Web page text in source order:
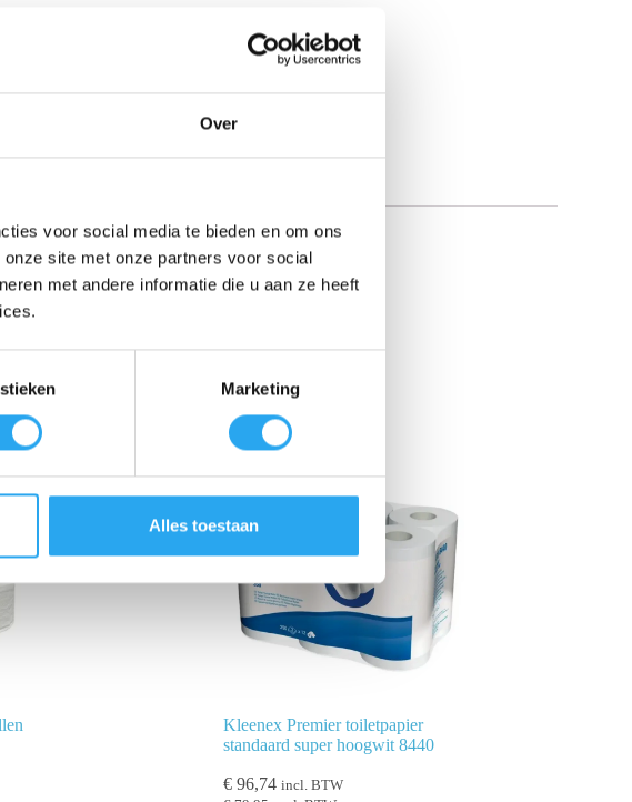
Over
voor social media te bieden en om ons
site met onze partners voor social
met andere informatie die u aan ze heeft
Marketing
Alles toestaan
Kleenex Premier toiletpapier
standaard super hoogwit 8440
€96,74 incl. BTW